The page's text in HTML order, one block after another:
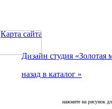
Карта сайта
Дизайн студия «Золотая
назад в каталог »
нажмите на рисунок